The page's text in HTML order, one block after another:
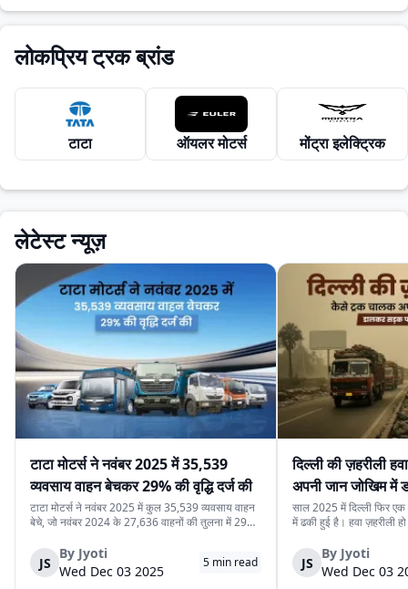
लोकप्रिय ट्रक ब्रांड
टाटा ऑयलर मोटर्स मोंट्रा इलेक्ट्रिक
लेटेस्ट न्यूज़
टाटा मोटर्स ने नवंबर 2025 में 35,539
व्यवसाय वाहन बेचकर 29% की वृद्धि दर्ज की
टाटा मोटर्स ने नवंबर 2025 में कुल 35,539 व्यवसाय वाहन
बेचे, जो नवंबर 2024 के 27,636 वाहनों की तुलना में 29%
कंपनी की विविध व्यवसाय वाहन श्रृंखला को दर्शाती है। घरेलू
बिक्री 32,753 वाहन रह...
JS
By Jyoti
Wed Dec 03 2025
5 min read
दिल्ली की ज़हरीली
अपनी जान जोखिम
कर रहे हैं
साल 2025 में दिल्ली फिर
में ढकी हुई है। हवा ज़हरीली
रोज़ाना सड़क पर उतरते हैं।
क्योंकि दिल्ली की रोज़मर्रा...
JS
By Jyoti
Wed Dec 03